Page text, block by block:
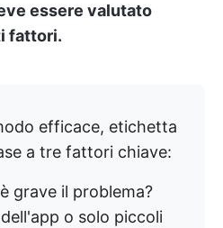
essere valutato
fattori.
efficace, etichetta
a tre fattori chiave:
grave il problema?
o solo piccoli